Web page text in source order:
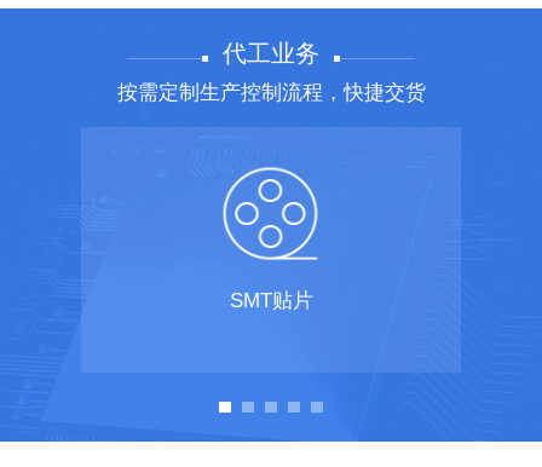
代工业务
按需定制生产控制流程，快捷交货